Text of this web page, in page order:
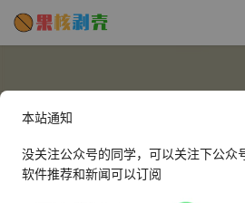
本站通知
没关注公众号的同学，可以关注下公众
软件推荐和新闻可以订阅